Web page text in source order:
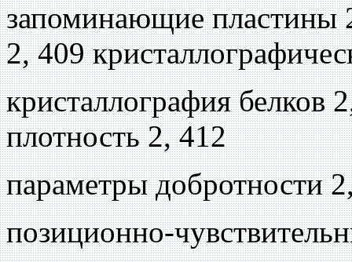
запоминающие пластины
2, 409
кристаллография белков
плотность 2, 412
параметры добротности
позиционно-